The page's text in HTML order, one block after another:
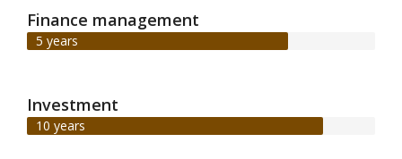
Finance management
5 years
Investment
10 years